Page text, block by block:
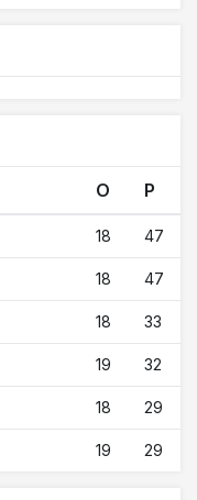
O P
18 47
18 47
18 33
19 32
18 29
19 29